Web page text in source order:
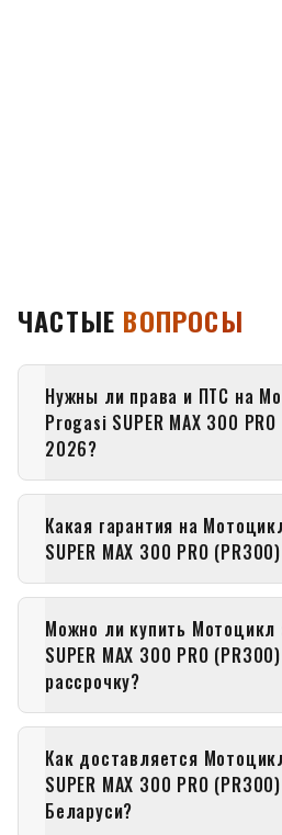
ЧАСТЫЕ ВОПРОСЫ
Нужны ли права и ПТС на
Progasi SUPER MAX 300
2026?
Какая гарантия на
SUPER MAX 300 PRO
Можно ли купить Мотоцикл
SUPER MAX 300 PRO
рассрочку?
Как доставляется
SUPER MAX 300 PRO
Беларуси?